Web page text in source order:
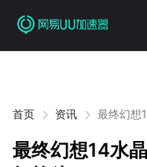
首页 资讯 最终幻想
最终幻想14水